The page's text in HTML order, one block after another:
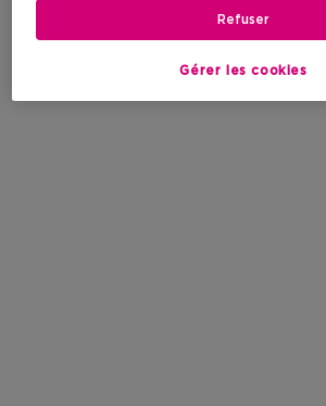
Gérer les cookies
Refuser